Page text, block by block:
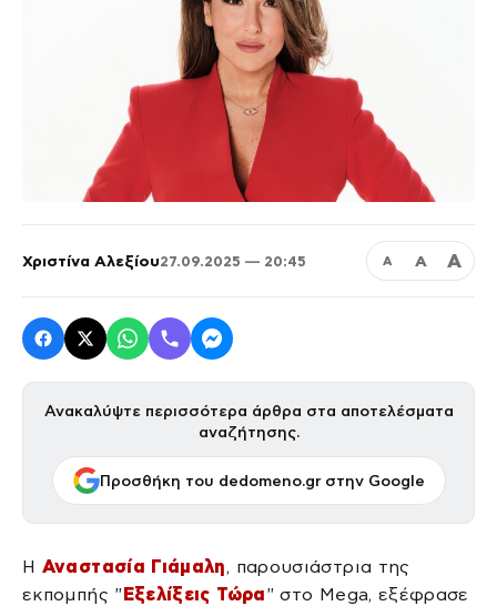
Χριστίνα Αλεξίου27.09.2025 — 20:45 Α Α Α
Ανακαλύψτε περισσότερα άρθρα στα αποτελέσματα
αναζήτησης.
Προσθήκη του dedomeno.gr στην Google
Η Αναστασία Γιάμαλη, παρουσιάστρια της
εκπομπής " Εξελίξεις Τώρα" στο Mega, εξέφρασε